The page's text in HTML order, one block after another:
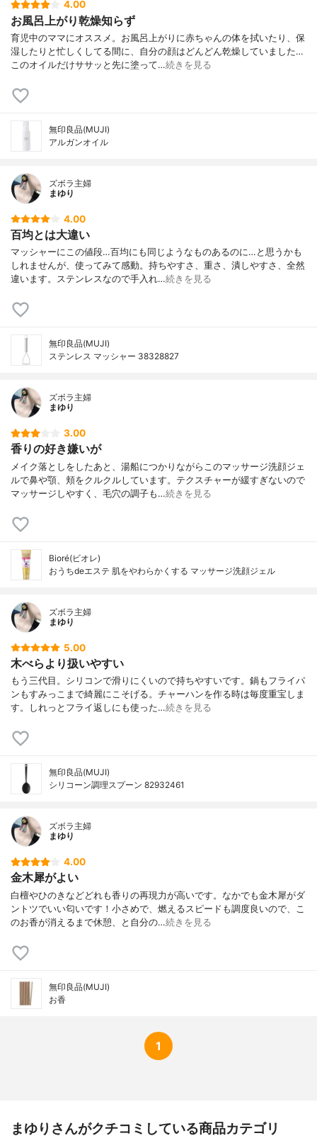
4.00
お風呂上がり乾燥知らず
育児中のママにオススメ。お風呂上がりに赤ちゃんの体を拭いたり、保
湿したりと忙しくしてる間に、自分の顔はどんどん乾燥していました…
このオイルだけササッと先に塗って…続きを見る
無印良品(MUJI)
アルガンオイル
ズボラ主婦
まゆり
4.00
百均とは大違い
マッシャーにこの値段…百均にも同じようなものあるのに…と思うかも
しれませんが、使ってみて感動。持ちやすさ、重さ、潰しやすさ、全然
違います。ステンレスなので手入れ…続きを見る
無印良品(MUJI)
ステンレス マッシャー 38328827
ズボラ主婦
まゆり
3.00
香りの好き嫌いが
メイク落としをしたあと、湯船につかりながらこのマッサージ洗顔ジェ
ルで鼻や顎、頬をクルクルしています。テクスチャーが緩すぎないので
マッサージしやすく、毛穴の調子も…続きを見る
Bioré(ビオレ)
おうちdeエステ 肌をやわらかくする マッサージ洗顔ジェル
ズボラ主婦
まゆり
5.00
木べらより扱いやすい
もう三代目。シリコンで滑りにくいので持ちやすいです。鍋もフライパ
ンもすみっこまで綺麗にこそげる。チャーハンを作る時は毎度重宝しま
す。しれっとフライ返しにも使った…続きを見る
無印良品(MUJI)
シリコーン調理スプーン 82932461
ズボラ主婦
まゆり
4.00
金木犀がよい
白檀やひのきなどどれも香りの再現力が高いです。なかでも金木犀がダ
ントツでいい匂いです！小さめで、燃えるスピードも調度良いので、こ
のお香が消えるまで休憩、と自分の…続きを見る
無印良品(MUJI)
お香
1
まゆりさんがクチコミしている商品カテゴリ